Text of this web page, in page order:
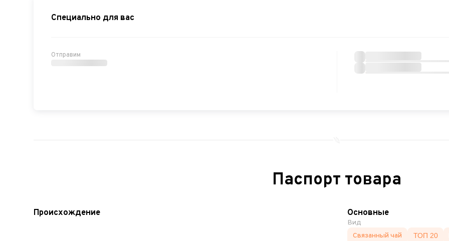
Специально для вас
Отправим
Паспорт товара
Происхождение Основные
Вид
Связанный чай
ТОП 20